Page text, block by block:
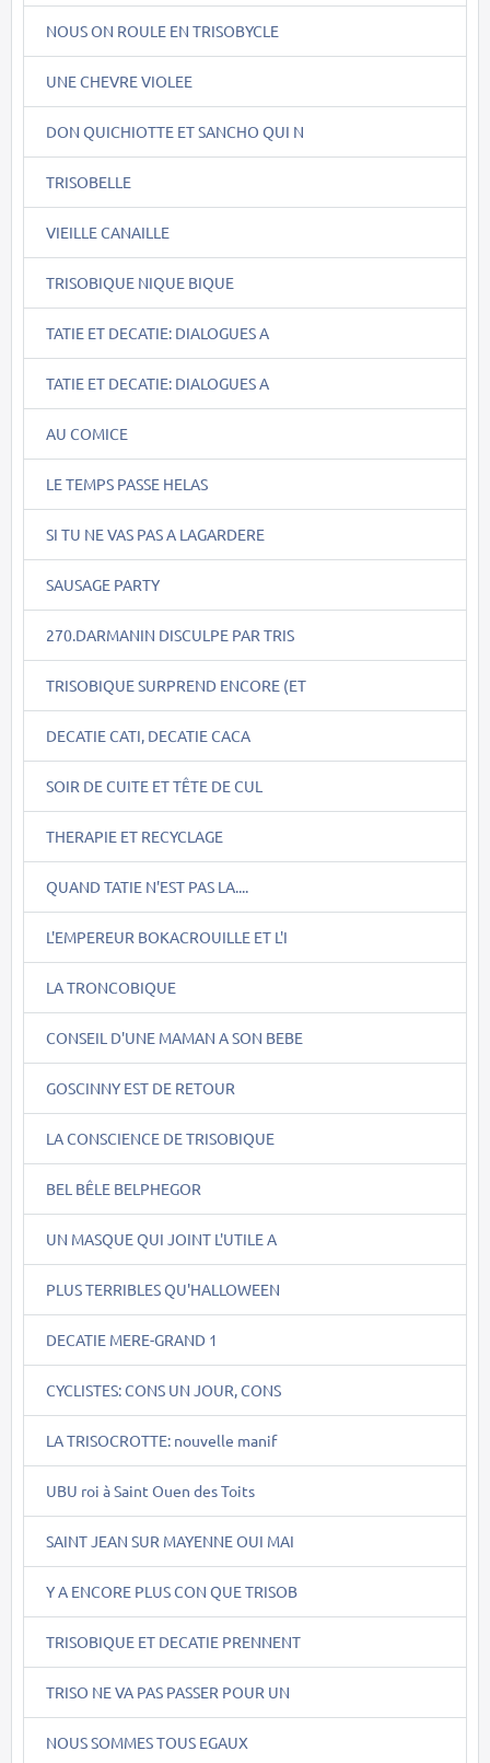
NOUS ON ROULE EN TRISOBYCLE
UNE CHEVRE VIOLEE
DON QUICHIOTTE ET SANCHO QUI N
TRISOBELLE
VIEILLE CANAILLE
TRISOBIQUE NIQUE BIQUE
TATIE ET DECATIE: DIALOGUES A
TATIE ET DECATIE: DIALOGUES A
AU COMICE
LE TEMPS PASSE HELAS
SI TU NE VAS PAS A LAGARDERE
SAUSAGE PARTY
270.DARMANIN DISCULPE PAR TRIS
TRISOBIQUE SURPREND ENCORE (ET
DECATIE CATI, DECATIE CACA
SOIR DE CUITE ET TÊTE DE CUL
THERAPIE ET RECYCLAGE
QUAND TATIE N'EST PAS LA....
L'EMPEREUR BOKACROUILLE ET L'I
LA TRONCOBIQUE
CONSEIL D'UNE MAMAN A SON BEBE
GOSCINNY EST DE RETOUR
LA CONSCIENCE DE TRISOBIQUE
BEL BÊLE BELPHEGOR
UN MASQUE QUI JOINT L'UTILE A
PLUS TERRIBLES QU'HALLOWEEN
DECATIE MERE-GRAND 1
CYCLISTES: CONS UN JOUR, CONS
LA TRISOCROTTE: nouvelle manif
UBU roi à Saint Ouen des Toits
SAINT JEAN SUR MAYENNE OUI MAI
Y A ENCORE PLUS CON QUE TRISOB
TRISOBIQUE ET DECATIE PRENNENT
TRISO NE VA PAS PASSER POUR UN
NOUS SOMMES TOUS EGAUX